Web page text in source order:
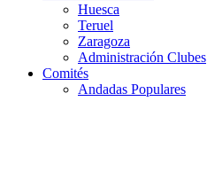
Huesca
Teruel
Zaragoza
Administración Clubes
Comités
Andadas Populares